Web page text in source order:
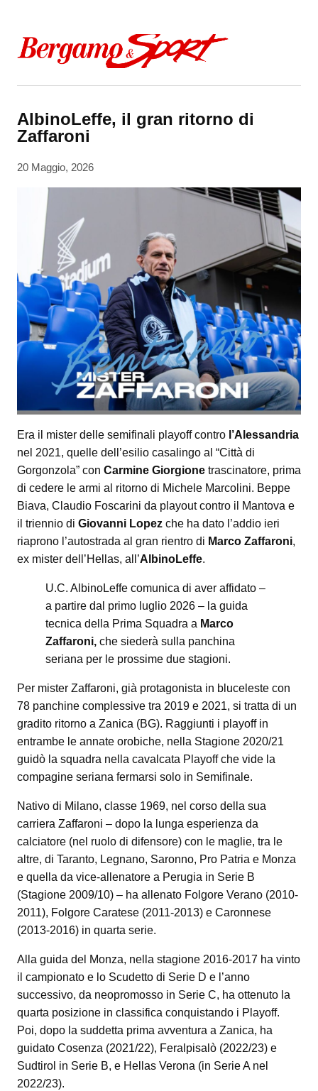
AlbinoLeffe, il gran ritorno di
Zaffaroni
20 Maggio, 2026
Era il mister delle semifinali playoff contro l’Alessandria
nel 2021, quelle dell’esilio casalingo al “Città di
Gorgonzola” con Carmine Giorgione trascinatore, prima
di cedere le armi al ritorno di Michele Marcolini. Beppe
Biava, Claudio Foscarini da playout contro il Mantova e
il triennio di Giovanni Lopez che ha dato l’addio ieri
riaprono l’autostrada al gran rientro di Marco Zaffaroni,
ex mister dell’Hellas, all’AlbinoLeffe.
U.C. AlbinoLeffe comunica di aver affidato –
a partire dal primo luglio 2026 – la guida
tecnica della Prima Squadra a Marco
Zaffaroni, che siederà sulla panchina
seriana per le prossime due stagioni.
Per mister Zaffaroni, già protagonista in bluceleste con
78 panchine complessive tra 2019 e 2021, si tratta di un
gradito ritorno a Zanica (BG). Raggiunti i playoff in
entrambe le annate orobiche, nella Stagione 2020/21
guidò la squadra nella cavalcata Playoff che vide la
compagine seriana fermarsi solo in Semifinale.
Nativo di Milano, classe 1969, nel corso della sua
carriera Zaffaroni – dopo la lunga esperienza da
calciatore (nel ruolo di difensore) con le maglie, tra le
altre, di Taranto, Legnano, Saronno, Pro Patria e Monza
e quella da vice-allenatore a Perugia in Serie B
(Stagione 2009/10) – ha allenato Folgore Verano (2010-
2011), Folgore Caratese (2011-2013) e Caronnese
(2013-2016) in quarta serie.
Alla guida del Monza, nella stagione 2016-2017 ha vinto
il campionato e lo Scudetto di Serie D e l’anno
successivo, da neopromosso in Serie C, ha ottenuto la
quarta posizione in classifica conquistando i Playoff.
Poi, dopo la suddetta prima avventura a Zanica, ha
guidato Cosenza (2021/22), Feralpisalò (2022/23) e
Sudtirol in Serie B, e Hellas Verona (in Serie A nel
2022/23).